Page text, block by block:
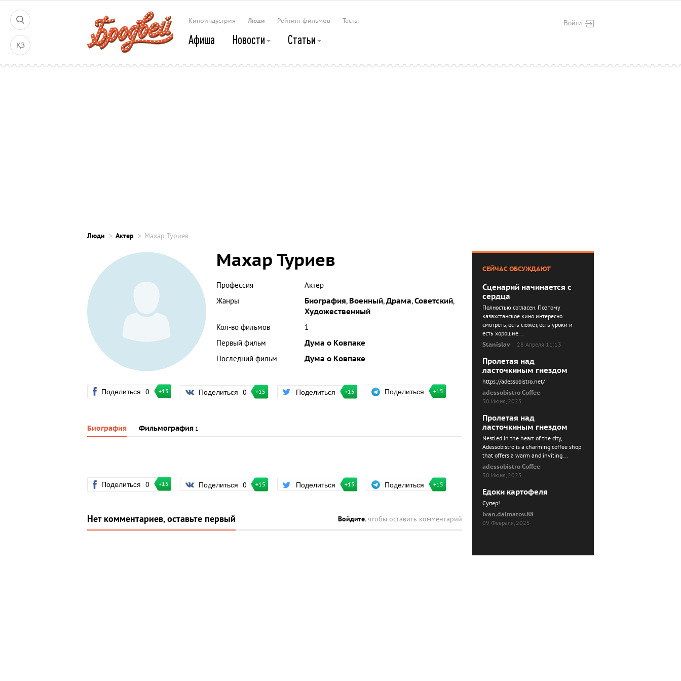
ҚЗ
Войти
Киноиндустрия Люди Рейтинг фильмов Тесты
Афиша Новости Статьи
Люди Актер Махар Туриев
Махар Туриев
Профессия
Актер
Жанры
Биография, Военный,Драма,Советский,
Художественный
Кол-во фильмов
1
Первый фильм
Дума о Ковпаке
Последний фильм
Дума о Ковпаке
Поделиться 0 +15 Поделиться 0 +15 Поделиться +15 Поделиться +15
Биография Фильмография 1
Поделиться 0 +15 Поделиться 0 +15 Поделиться +15 Поделиться +15
Нет комментариев, оставьте первый Войдите, чтобы оставить комментарий
СЕЙЧАС ОБСУЖДАЮТ
Сценарий начинается с
сердца
Полностью согласен. Поэтому
казахстанское кино интересно
смотреть, есть сюжет, есть уроки и
есть хорошие...
Stanislav
28 Апреля 11:13
Пролетая над
ласточкиным гнездом
https://adessobistro.net/
adessobistro Coffee
30 Июня, 2025
Пролетая над
ласточкиным гнездом
Nestled in the heart of the city,
Adessobistro is a charming coffee shop
that offers a warm and inviting...
adessobistro Coffee
30 Июня, 2025
Едоки картофеля
Cупер!
ivan.dalmatov.88
09 Февраля, 2025